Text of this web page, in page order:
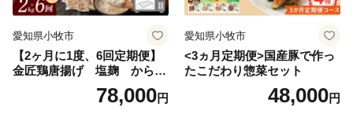
愛知県小牧市
【2ヶ月に1度、6回定期便】
金匠鶏唐揚げ 塩麹 からあ
78,000円
愛知県小牧市
<3ヵ月定期便>国産豚で作っ
たこだわり惣菜セット
48,000円